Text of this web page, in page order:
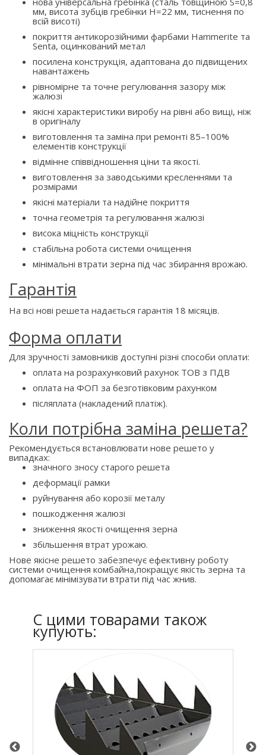
мм, висота зубців гребінки H=22 мм, тиснення по
всій висоті)
покриття антикорозійними фарбами Hammerite та
Senta, оцинкований метал
посилена конструкція, адаптована до підвищених
навантажень
рівномірне та точне регулювання зазору між
жалюзі
якісні характеристики виробу на рівні або вищі, ніж
в оригіналу
виготовлення та заміна при ремонті 85–100%
елементів конструкції
відмінне співвідношення ціни та якості.
виготовлення за заводськими кресленнями та
розмірами
якісні матеріали та надійне покриття
точна геометрія та регулювання жалюзі
висока міцність конструкції
стабільна робота системи очищення
мінімальні втрати зерна під час збирання врожаю.
Гарантія
На всі нові решета надається гарантія 18 місяців.
Форма оплати
Для зручності замовників доступні різні способи оплати:
оплата на розрахунковий рахунок ТОВ з ПДВ
оплата на ФОП за безготівковим рахунком
післяплата (накладений платіж).
Коли потрібна заміна решета?
Рекомендується встановлювати нове решето у
випадках:
значного зносу старого решета
деформації рамки
руйнування або корозії металу
пошкодження жалюзі
зниження якості очищення зерна
збільшення втрат урожаю.
Нове якісне решето забезпечує ефективну роботу
системи очищення комбайна,покращує якість зерна та
допомагає мінімізувати втрати під час жнив.
C цими товарами також
купують: